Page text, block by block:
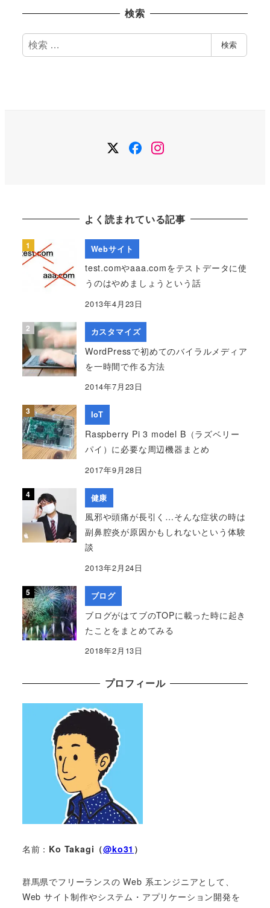
ブ
検索
検
索
検索
Twitter
Facebook
Instagram
よく読まれている記事
Webサイト
test.comやaaa.comをテストデータに使
うのはやめましょうという話
2013年4月23日
カスタマイズ
WordPressで初めてのバイラルメディア
を一時間で作る方法
2014年7月23日
IoT
Raspberry Pi 3 model B（ラズベリー
パイ）に必要な周辺機器まとめ
2017年9月28日
健康
風邪や頭痛が長引く…そんな症状の時は
副鼻腔炎が原因かもしれないという体験
談
2013年2月24日
ブログ
ブログがはてブのTOPに載った時に起き
たことをまとめてみる
2018年2月13日
プロフィール
名前： Ko Takagi（@ko31 ）
群馬県でフリーランスの Web 系エンジニアとして、
Web サイト制作やシステム・アプリケーション開発を